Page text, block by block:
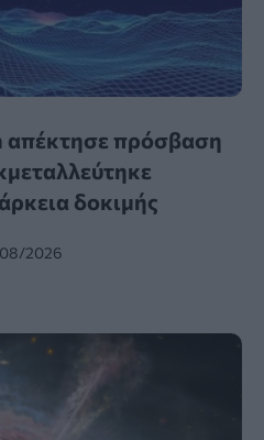
απέκτησε πρόσβαση
δοκιμής
2026